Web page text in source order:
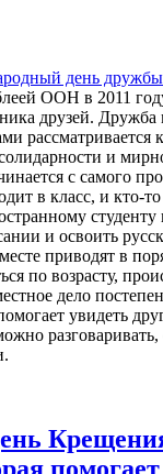
день дружбы
ООН в 2011
друзей.
рассматривается
и
с самого
в класс, и кто-
и освоить
приводят в
по возрасту,
дело
увидеть
разговаривать,